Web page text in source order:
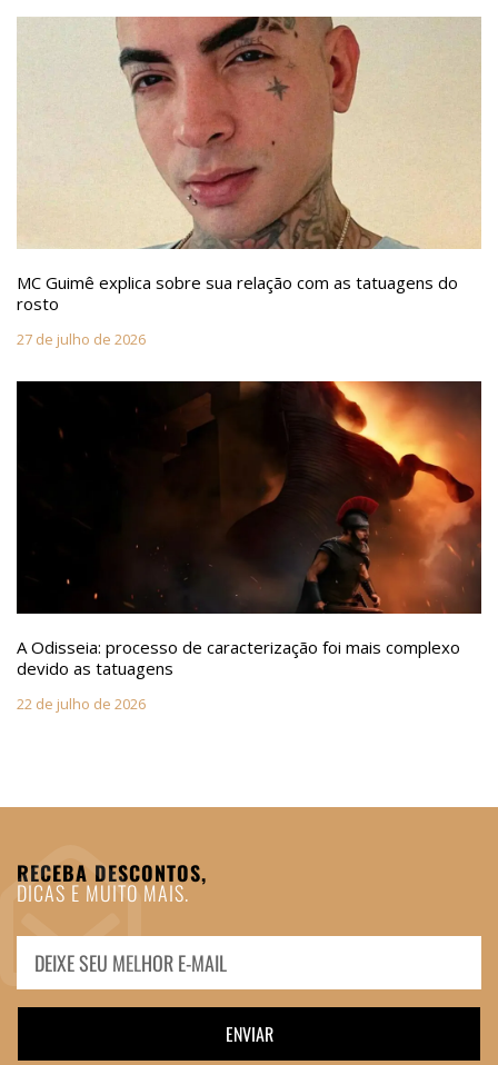
MC Guimê explica sobre sua relação com as tatuagens do
rosto
27 de julho de 2026
A Odisseia: processo de caracterização foi mais complexo
devido as tatuagens
22 de julho de 2026
RECEBA DESCONTOS,
DICAS E MUITO MAIS.
ENVIAR